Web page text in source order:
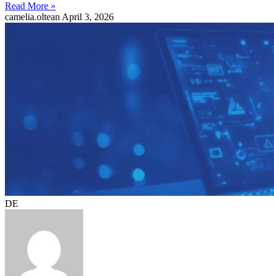
Read More »
camelia.oltean April 3, 2026
DE